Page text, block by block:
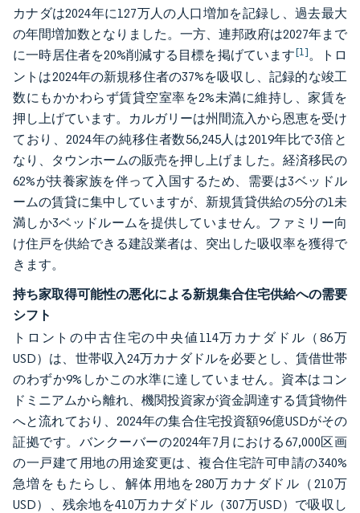
カナダは2024年に127万人の人口増加を記録し、過去最大
の年間増加数となりました。一方、連邦政府は2027年まで
に一時居住者を20%削減する目標を掲げています[1]。トロ
ントは2024年の新規移住者の37%を吸収し、記録的な竣工
数にもかかわらず賃貸空室率を2%未満に維持し、家賃を
押し上げています。カルガリーは州間流入から恩恵を受け
ており、2024年の純移住者数56,245人は2019年比で3倍と
なり、タウンホームの販売を押し上げました。経済移民の
62%が扶養家族を伴って入国するため、需要は3ベッドル
ームの賃貸に集中していますが、新規賃貸供給の5分の1未
満しか3ベッドルームを提供していません。ファミリー向
け住戸を供給できる建設業者は、突出した吸収率を獲得で
きます。
持ち家取得可能性の悪化による新規集合住宅供給への需要
シフト
トロントの中古住宅の中央値114万カナダドル（86万
USD）は、世帯収入24万カナダドルを必要とし、賃借世帯
のわずか9%しかこの水準に達していません。資本はコン
ドミニアムから離れ、機関投資家が資金調達する賃貸物件
へと流れており、2024年の集合住宅投資額96億USDがその
証拠です。バンクーバーの2024年7月における67,000区画
の一戸建て用地の用途変更は、複合住宅許可申請の340%
急増をもたらし、解体用地を280万カナダドル（210万
USD）、残余地を410万カナダドル（307万USD）で吸収し